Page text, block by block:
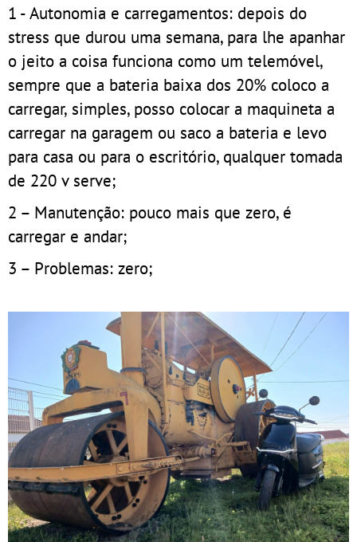
1 - Autonomia e carregamentos: depois do
stress que durou uma semana, para lhe apanhar
o jeito a coisa funciona como um telemóvel,
sempre que a bateria baixa dos 20% coloco a
carregar, simples, posso colocar a maquineta a
carregar na garagem ou saco a bateria e levo
para casa ou para o escritório, qualquer tomada
de 220 v serve;
2 – Manutenção: pouco mais que zero, é
carregar e andar;
3 – Problemas: zero;